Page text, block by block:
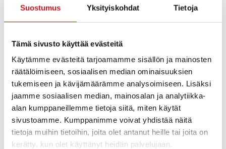
Suostumus Yksityiskohdat Tietoja
Tämä sivusto käyttää evästeitä
Käytämme evästeitä tarjoamamme sisällön ja mainosten
räätälöimiseen, sosiaalisen median ominaisuuksien
tukemiseen ja kävijämäärämme analysoimiseen. Lisäksi
jaamme sosiaalisen median, mainosalan ja analytiikka-
alan kumppaneillemme tietoja siitä, miten käytät
sivustoamme. Kumppanimme voivat yhdistää näitä
tietoja muihin tietoihin, joita olet antanut heille tai joita on
kerätty, kun olet käyttänyt heidän palvelujaan.
rock
Tapahtumat rock
Tapahtumat
NoticeEi tuloksia.
Etsi
aja
Näkymät
navigointi
Etsi
ShowLista
Tuleva
Valitse
päivä.
EdellisetTapahtumat Tänään
Seuraavat